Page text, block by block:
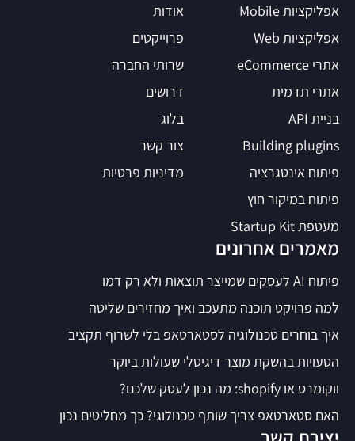
אודות
פרוייקטים
שרותי החברה
דרושים
בלוג
צור קשר
מדיניות פרטיות
מאמרים אחרונים
פיתוח AI לעסקים שמייצר תוצאות ולא רק דמו
למה פרויקט תוכנה מתעכב ואיך מחזירים שליטה
איך בוחרים טכנולוגיה לסטארטאפ בלי לשרוף תקציב
הטעויות בהשקת מוצר דיגיטלי שעולות ביוקר
ווקומרס או shopify: מה נכון לעסק שלכם?
האם סטארטאפ צריך שותף טכנולוגי? כך מחליטים נכון
אפליקציות Mobile
אפליקציות Web
אתרי eCommerce
אתרי תדמית
בניית API
Building plugins
פיתוח אינטגרציה
פיתוח במיקור חוץ
מעטפת Startup Kit